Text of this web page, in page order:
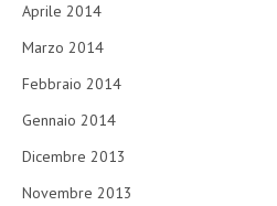
Aprile 2014
Marzo 2014
Febbraio 2014
Gennaio 2014
Dicembre 2013
Novembre 2013